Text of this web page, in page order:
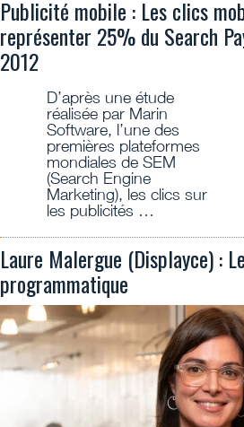
Publicité mobile : Les clics
représenter 25% du Search
2012
D’après une étude
réalisée par Marin
Software, l’une des
premières plateformes
mondiales de SEM
(Search Engine
Marketing), les clics sur
les publicités …
Laure Malergue (Displayce) :
programmatique